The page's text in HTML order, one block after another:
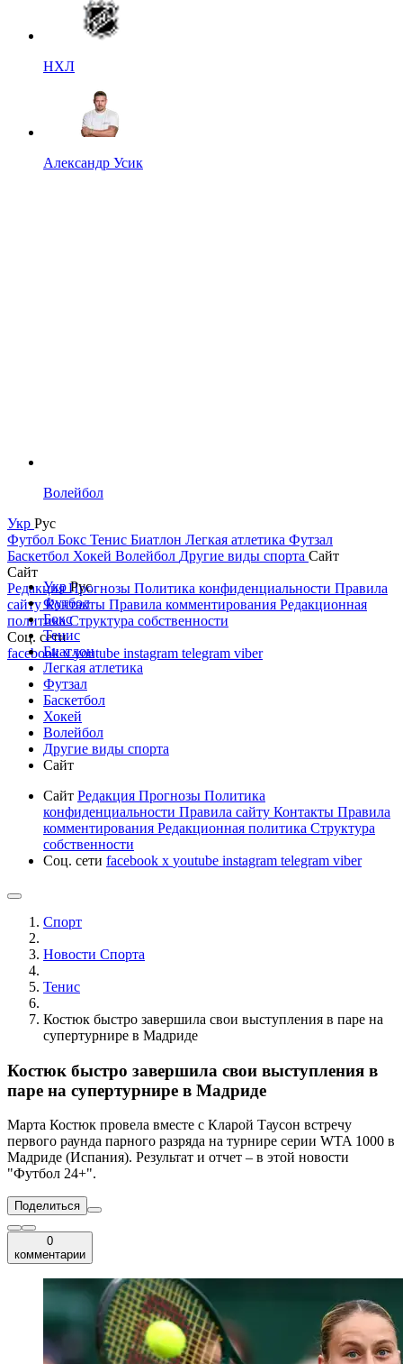
НХЛ
Александр Усик
Волейбол
Укр Рус
Футбол Бокс Тенис Биатлон Легкая атлетика Футзал
Баскетбол Хокей Волейбол Другие виды спорта Сайт
Сайт
РедакцияПрогнозы Политика конфиденциальности Правила
сайтуКонтакты Правила комментирования Редакционная
политикаСтруктура собственности
Соц. сети
facebookxyoutube instagram telegram viber
УкрРус
Футбол
Бокс
Тенис
Биатлон
Легкая атлетика
Футзал
Баскетбол
Хокей
Волейбол
Другие виды спорта
Сайт
Сайт Редакция Прогнозы Политика
конфиденциальности Правила сайту Контакты Правила
комментирования Редакционная политика Структура
собственности
Соц. сети facebook x youtube instagram telegram viber
Спорт
Новости Cпорта
Тенис
Костюк быстро завершила свои выступления в паре на
супертурнире в Мадриде
Костюк быстро завершила свои выступления в
паре на супертурнире в Мадриде
Марта Костюк провела вместе с Кларой Таусон встречу
первого раунда парного разряда на турнире серии WTA 1000 в
Мадриде (Испания). Результат и отчет – в этой новости
"Футбол 24+".
Поделиться
0
комментарии